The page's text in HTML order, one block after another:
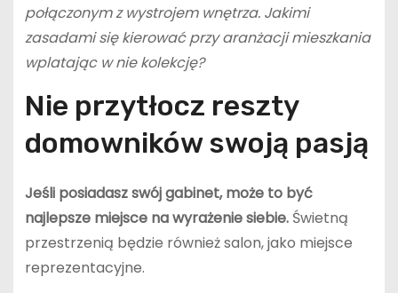
połączonym z wystrojem wnętrza. Jakimi
zasadami się kierować przy aranżacji mieszkania
wplatając w nie kolekcję?
Nie przytłocz reszty
domowników swoją pasją
Jeśli posiadasz swój gabinet, może to być
najlepsze miejsce na wyrażenie siebie.Świetną
przestrzenią będzie również salon, jako miejsce
reprezentacyjne.